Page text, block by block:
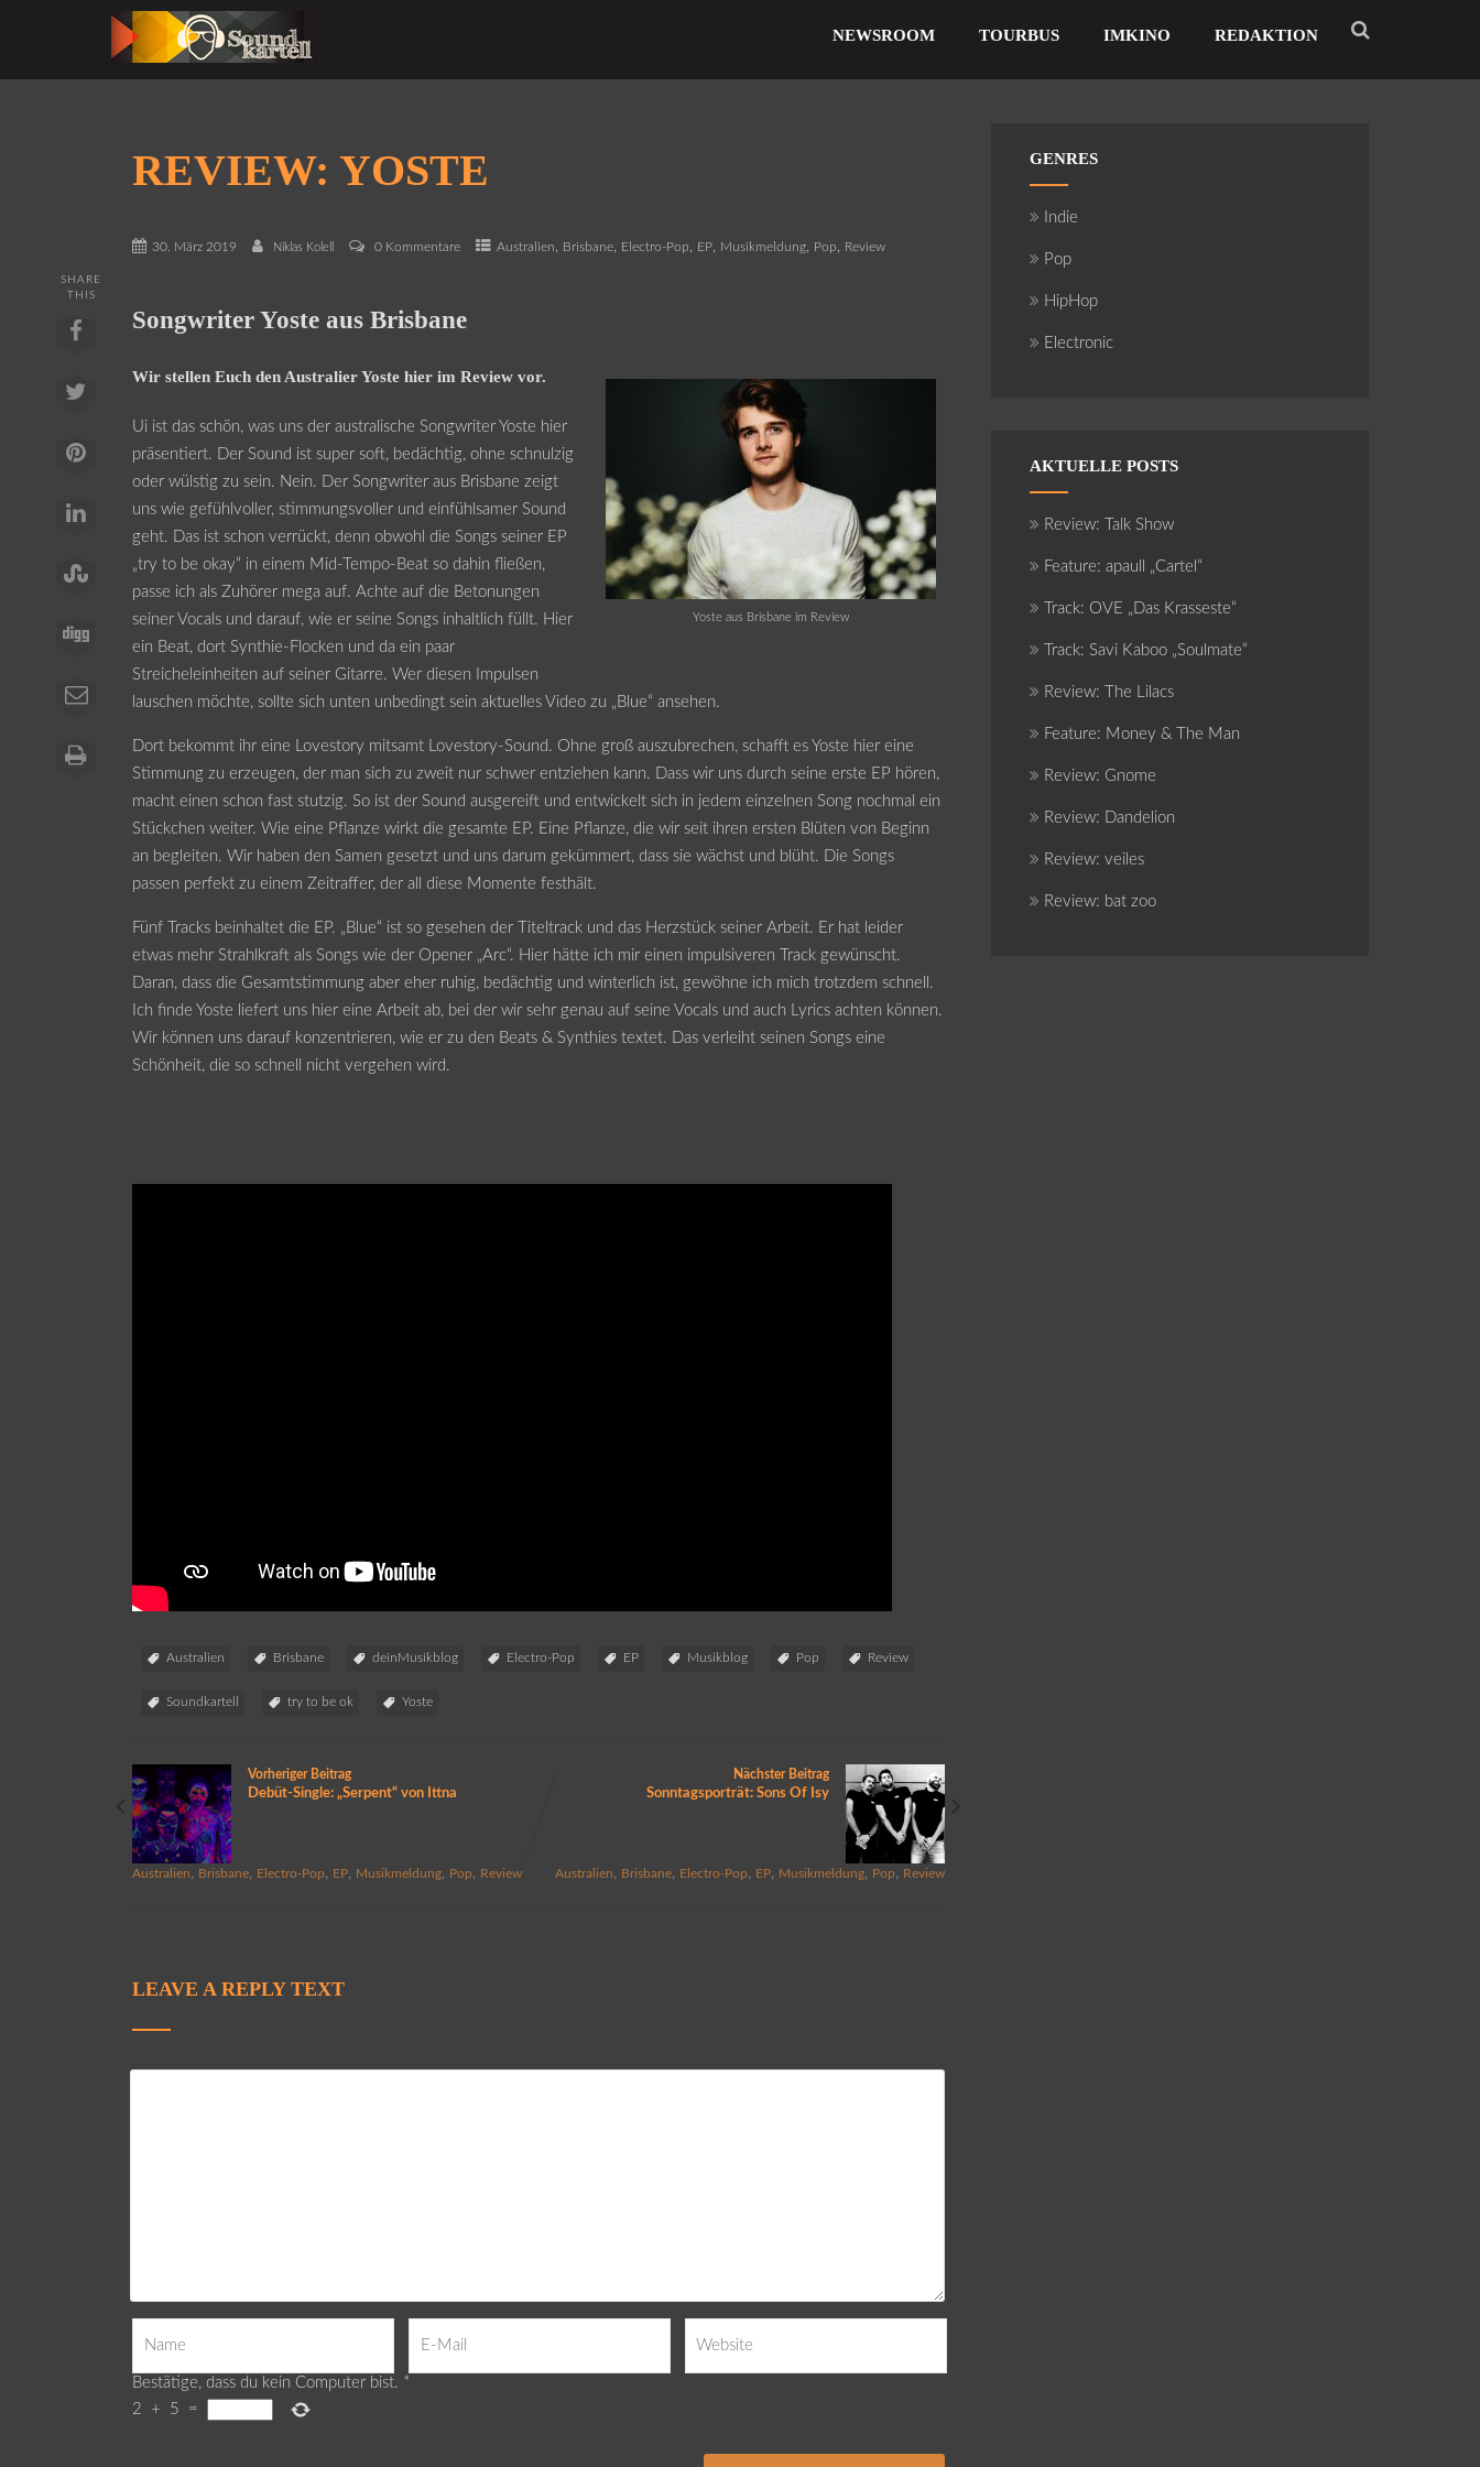
NEWSROOM TOURBUS IMKINO REDAKTION
REVIEW: YOSTE
30. März 2019 Niklas Kolell 0 Kommentare Australien, Brisbane, Electro-Pop, EP, Musikmeldung, Pop, Review
SHARE
THIS
Songwriter Yoste aus Brisbane
Yoste aus Brisbane im Review
Wir stellen Euch den Australier Yoste hier im Review vor.
Ui ist das schön, was uns der australische Songwriter Yoste hier
präsentiert. Der Sound ist super soft, bedächtig, ohne schnulzig
oder wülstig zu sein. Nein. Der Songwriter aus Brisbane zeigt
uns wie gefühlvoller, stimmungsvoller und einfühlsamer Sound
geht. Das ist schon verrückt, denn obwohl die Songs seiner EP
„try to be okay“ in einem Mid-Tempo-Beat so dahin fließen,
passe ich als Zuhörer mega auf. Achte auf die Betonungen
seiner Vocals und darauf, wie er seine Songs inhaltlich füllt. Hier
ein Beat, dort Synthie-Flocken und da ein paar
Streicheleinheiten auf seiner Gitarre. Wer diesen Impulsen
lauschen möchte, sollte sich unten unbedingt sein aktuelles Video zu „Blue“ ansehen.
Dort bekommt ihr eine Lovestory mitsamt Lovestory-Sound. Ohne groß auszubrechen, schafft es Yoste hier eine
Stimmung zu erzeugen, der man sich zu zweit nur schwer entziehen kann. Dass wir uns durch seine erste EP hören,
macht einen schon fast stutzig. So ist der Sound ausgereift und entwickelt sich in jedem einzelnen Song nochmal ein
Stückchen weiter. Wie eine Pflanze wirkt die gesamte EP. Eine Pflanze, die wir seit ihren ersten Blüten von Beginn
an begleiten. Wir haben den Samen gesetzt und uns darum gekümmert, dass sie wächst und blüht. Die Songs
passen perfekt zu einem Zeitraffer, der all diese Momente festhält.
Fünf Tracks beinhaltet die EP. „Blue“ ist so gesehen der Titeltrack und das Herzstück seiner Arbeit. Er hat leider
etwas mehr Strahlkraft als Songs wie der Opener „Arc“. Hier hätte ich mir einen impulsiveren Track gewünscht.
Daran, dass die Gesamtstimmung aber eher ruhig, bedächtig und winterlich ist, gewöhne ich mich trotzdem schnell.
Ich finde Yoste liefert uns hier eine Arbeit ab, bei der wir sehr genau auf seine Vocals und auch Lyrics achten können.
Wir können uns darauf konzentrieren, wie er zu den Beats & Synthies textet. Das verleiht seinen Songs eine
Schönheit, die so schnell nicht vergehen wird.
Australien Brisbane deinMusikblog Electro-Pop EP Musikblog Pop Review
Soundkartell try to be ok Yoste
Vorheriger Beitrag
Debüt-Single: „Serpent“ von Ittna
Australien Brisbane Electro-Pop EP Musikmeldung Pop Review
Nächster Beitrag
Sonntagsporträt: Sons Of Isy
Australien Brisbane Electro-Pop EP Musikmeldung Pop Review
LEAVE A REPLY TEXT
Bestätige, dass du kein Computer bist. *
2
+ 5 =
GENRES
Indie
Pop
HipHop
Electronic
AKTUELLE POSTS
Review: Talk Show
Feature: apaull „Cartel“
Track: OVE „Das Krasseste“
Track: Savi Kaboo „Soulmate“
Review: The Lilacs
Feature: Money & The Man
Review: Gnome
Review: Dandelion
Review: veiles
Review: bat zoo